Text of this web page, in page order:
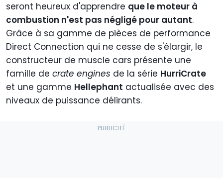
seront heureux d'apprendre que le moteur à
combustion n'est pas négligé pour autant.
Grâce à sa gamme de pièces de performance
Direct Connection qui ne cesse de s'élargir, le
constructeur de muscle cars présente une
famille de crate engines de la série HurriCrate
et une gamme Hellephant actualisée avec des
niveaux de puissance délirants.